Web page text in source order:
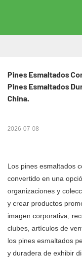
Pines Esmaltados
Pines Esmaltados
China.
2026-07-08
Los pines esmaltados
convertido en una
organizaciones y
y crear productos
imagen corporativa,
clubes, artículos de
los pines esmaltados
y duradera de exhibir